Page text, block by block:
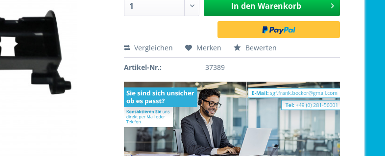
In den Warenkorb
Vergleichen Merken Bewerten
Artikel-Nr.: 37389